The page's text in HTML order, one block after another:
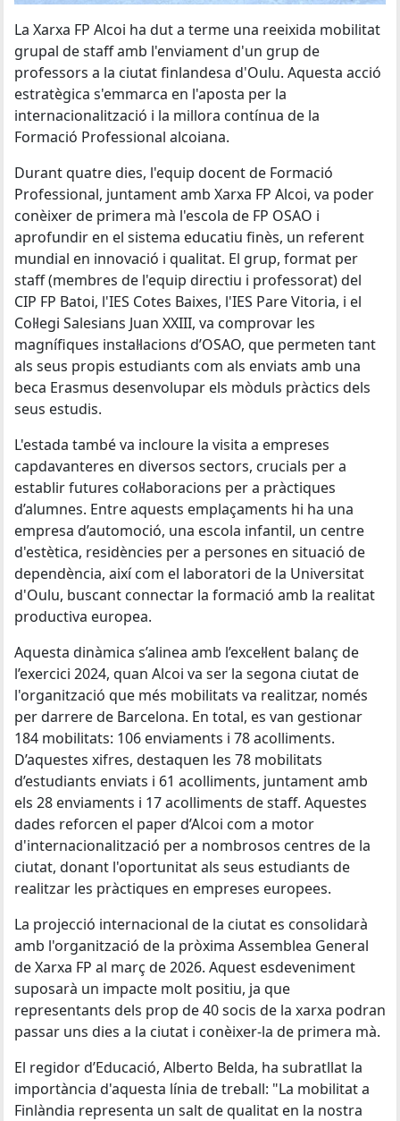
La Xarxa FP Alcoi ha dut a terme una reeixida mobilitat
grupal de staff amb l'enviament d'un grup de
professors a la ciutat finlandesa d'Oulu. Aquesta acció
estratègica s'emmarca en l'aposta per la
internacionalització i la millora contínua de la
Formació Professional alcoiana.
Durant quatre dies, l'equip docent de Formació
Professional, juntament amb Xarxa FP Alcoi, va poder
conèixer de primera mà l'escola de FP OSAO i
aprofundir en el sistema educatiu finès, un referent
mundial en innovació i qualitat. El grup, format per
staff (membres de l'equip directiu i professorat) del
CIP FP Batoi, l'IES Cotes Baixes, l'IES Pare Vitoria, i el
Col·legi Salesians Juan XXIII, va comprovar les
magnífiques instal·lacions d’OSAO, que permeten tant
als seus propis estudiants com als enviats amb una
beca Erasmus desenvolupar els mòduls pràctics dels
seus estudis.
L'estada també va incloure la visita a empreses
capdavanteres en diversos sectors, crucials per a
establir futures col·laboracions per a pràctiques
d’alumnes. Entre aquests emplaçaments hi ha una
empresa d’automoció, una escola infantil, un centre
d'estètica, residències per a persones en situació de
dependència, així com el laboratori de la Universitat
d'Oulu, buscant connectar la formació amb la realitat
productiva europea.
Aquesta dinàmica s’alinea amb l’excel·lent balanç de
l’exercici 2024, quan Alcoi va ser la segona ciutat de
l'organització que més mobilitats va realitzar, només
per darrere de Barcelona. En total, es van gestionar
184 mobilitats: 106 enviaments i 78 acolliments.
D’aquestes xifres, destaquen les 78 mobilitats
d’estudiants enviats i 61 acolliments, juntament amb
els 28 enviaments i 17 acolliments de staff. Aquestes
dades reforcen el paper d’Alcoi com a motor
d'internacionalització per a nombrosos centres de la
ciutat, donant l'oportunitat als seus estudiants de
realitzar les pràctiques en empreses europees.
La projecció internacional de la ciutat es consolidarà
amb l'organització de la pròxima Assemblea General
de Xarxa FP al març de 2026. Aquest esdeveniment
suposarà un impacte molt positiu, ja que
representants dels prop de 40 socis de la xarxa podran
passar uns dies a la ciutat i conèixer-la de primera mà.
El regidor d’Educació, Alberto Belda, ha subratllat la
importància d'aquesta línia de treball: "La mobilitat a
Finlàndia representa un salt de qualitat en la nostra